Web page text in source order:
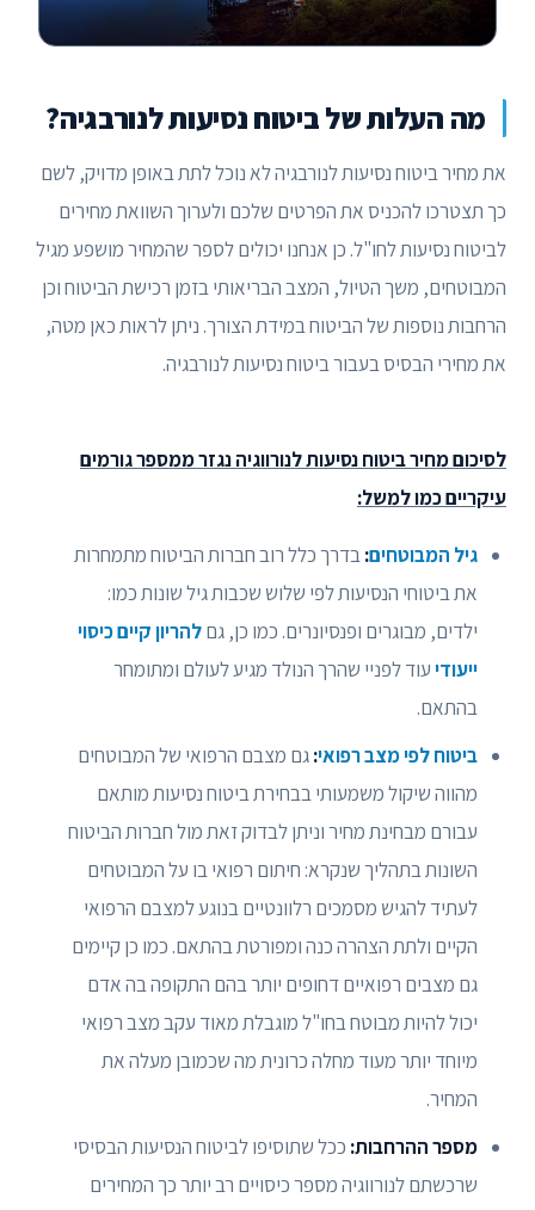
מה העלות של ביטוח נסיעות לנורבגיה?
את מחיר ביטוח נסיעות לנורבגיה לא נוכל לתת באופן מדויק, לשם
כך תצטרכו להכניס את הפרטים שלכם ולערוך השוואת מחירים
לביטוח נסיעות לחו"ל. כן אנחנו יכולים לספר שהמחיר מושפע מגיל
המבוטחים, משך הטיול, המצב הבריאותי בזמן רכישת הביטוח וכן
הרחבות נוספות של הביטוח במידת הצורך. ניתן לראות כאן מטה,
את מחירי הבסיס בעבור ביטוח נסיעות לנורבגיה.
לסיכום מחיר ביטוח נסיעות לנורווגיה נגזר ממספר גורמים
עיקריים כמו למשל:
גיל המבוטחים:בדרך כלל רוב חברות הביטוח מתמחרות
את ביטוחי הנסיעות לפי שלוש שכבות גיל שונות כמו:
ילדים, מבוגרים ופנסיונרים. כמו כן, גםלהריון קיים כיסוי
ייעודיעוד לפניי שהרך הנולד מגיע לעולם ומתומחר
בהתאם.
ביטוח לפי מצב רפואי:גם מצבם הרפואי של המבוטחים
מהווה שיקול משמעותי בבחירת ביטוח נסיעות מותאם
עבורם מבחינת מחיר וניתן לבדוק זאת מול חברות הביטוח
השונות בתהליך שנקרא: חיתום רפואי בו על המבוטחים
לעתיד להגיש מסמכים רלוונטיים בנוגע למצבם הרפואי
הקיים ולתת הצהרה כנה ומפורטת בהתאם. כמו כן קיימים
גם מצבים רפואיים דחופים יותר בהם התקופה בה אדם
יכול להיות מבוטח בחו"ל מוגבלת מאוד עקב מצב רפואי
מיוחד יותר מעוד מחלה כרונית מה שכמובן מעלה את
המחיר.
מספר ההרחבות: ככל שתוסיפו לביטוח הנסיעות הבסיסי
שרכשתם לנורווגיה מספר כיסויים רב יותר כך המחירים